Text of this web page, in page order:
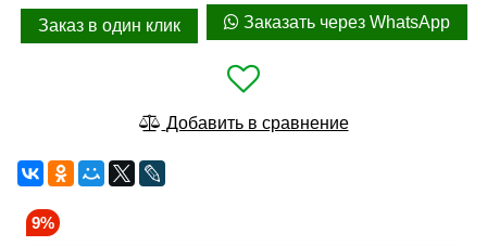
Заказ в один клик Заказать через WhatsApp
Добавить в сравнение
9%